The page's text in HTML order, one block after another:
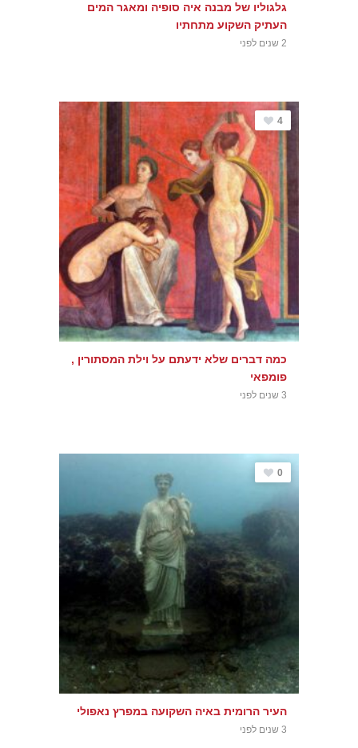
גלגוליו של מבנה איה סופיה ומאגר המים
העתיק השקוע מתחתיו
2 שנים לפני
4
כמה דברים שלא ידעתם על וילת המסתורין ,
פומפאי
3 שנים לפני
0
העיר הרומית באיה השקועה במפרץ נאפולי
3 שנים לפני